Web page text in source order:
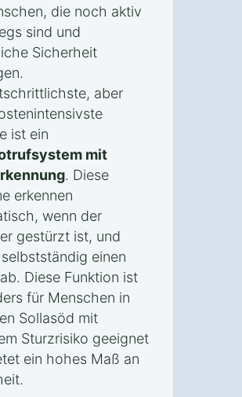
die noch aktiv
sind und
Sicherheit
aber
ist ein
mit
. Diese
erkennen
wenn der
gestürzt ist, und
einen
Diese Funktion ist
für Menschen in
Sollasöd mit
Sturzrisiko geeignet
ein hohes Maß an